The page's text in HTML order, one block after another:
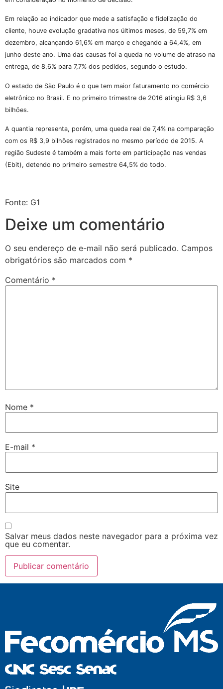
Em relação ao indicador que mede a satisfação e fidelização do
cliente, houve evolução gradativa nos últimos meses, de 59,7% em
dezembro, alcançando 61,6% em março e chegando a 64,4%, em
junho deste ano. Uma das causas foi a queda no volume de atraso na
entrega, de 8,6% para 7,7% dos pedidos, segundo o estudo.
O estado de São Paulo é o que tem maior faturamento no comércio
eletrônico no Brasil. E no primeiro trimestre de 2016 atingiu R$ 3,6
bilhões.
A quantia representa, porém, uma queda real de 7,4% na comparação
com os R$ 3,9 bilhões registrados no mesmo período de 2015. A
região Sudeste é também a mais forte em participação nas vendas
(Ebit), detendo no primeiro semestre 64,5% do todo.
Fonte: G1
Deixe um comentário
O seu endereço de e-mail não será publicado. Campos
obrigatórios são marcados com *
Comentário *
Nome *
E-mail *
Site
Salvar meus dados neste navegador para a próxima vez
que eu comentar.